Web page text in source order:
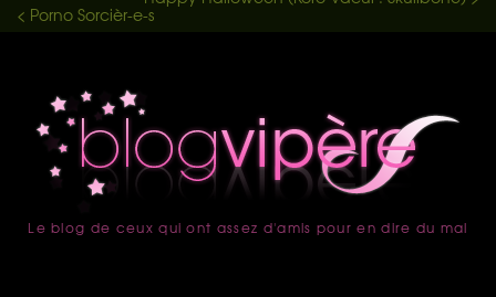
< Porno Sorcièr-e-s
accueil
Le blog de ceux qui ont assez d'amis pour en dire du mal